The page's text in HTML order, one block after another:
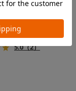
幌はファスナー式
ゃんの抜け出し
ャリー部前面にメ
ラスされた通気性
5.0（2）